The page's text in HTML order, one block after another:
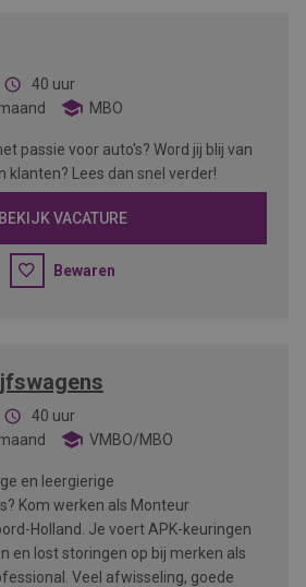
40 uur
MBO
passie voor auto's? Word jij blij van
klanten? Lees dan snel verder!
BEKIJK VACATURE
Bewaren
40 uur
VMBO/MBO
en leergierige
Kom werken als Monteur
Holland. Je voert APK-keuringen
en lost storingen op bij merken als
Veel afwisseling, goede